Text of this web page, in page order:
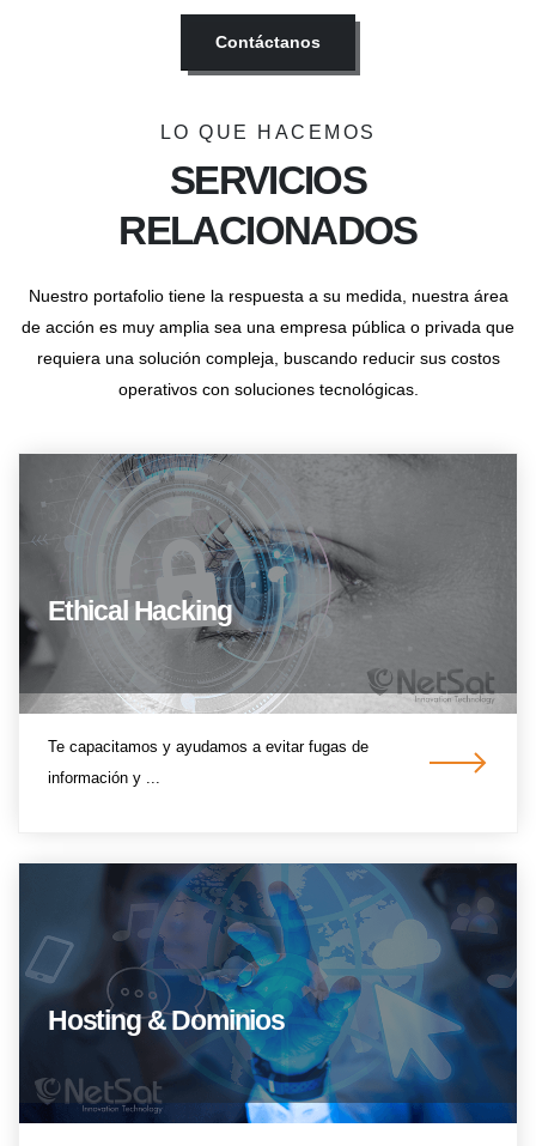
Contáctanos
LO QUE HACEMOS
SERVICIOS
RELACIONADOS
Nuestro portafolio tiene la respuesta a su medida, nuestra área
de acción es muy amplia sea una empresa pública o privada que
requiera una solución compleja, buscando reducir sus costos
operativos con soluciones tecnológicas.
Ethical Hacking
Te capacitamos y ayudamos a evitar fugas de
información y ...
Hosting & Dominios